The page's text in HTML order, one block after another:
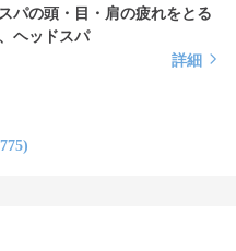
パの頭・目・肩の疲れをとる
ヘッドスパ
詳細